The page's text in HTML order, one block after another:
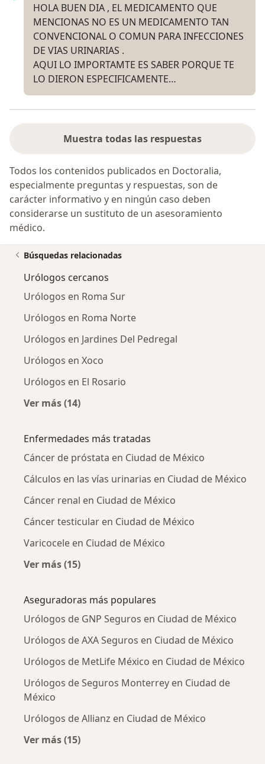
HOLA BUEN DIA , EL MEDICAMENTO QUE
MENCIONAS NO ES UN MEDICAMENTO TAN
CONVENCIONAL O COMUN PARA INFECCIONES
DE VIAS URINARIAS .
AQUI LO IMPORTAMTE ES SABER PORQUE TE
LO DIERON ESPECIFICAMENTE…
Muestra todas las respuestas
Todos los contenidos publicados en Doctoralia,
especialmente preguntas y respuestas, son de
carácter informativo y en ningún caso deben
considerarse un sustituto de un asesoramiento
médico.
Búsquedas relacionadas
Urólogos cercanos
Urólogos en Roma Sur
Urólogos en Roma Norte
Urólogos en Jardines Del Pedregal
Urólogos en Xoco
Urólogos en El Rosario
Ver más (14)
Enfermedades más tratadas
Cáncer de próstata en Ciudad de México
Cálculos en las vías urinarias en Ciudad de México
Cáncer renal en Ciudad de México
Cáncer testicular en Ciudad de México
Varicocele en Ciudad de México
Ver más (15)
Aseguradoras más populares
Urólogos de GNP Seguros en Ciudad de México
Urólogos de AXA Seguros en Ciudad de México
Urólogos de MetLife México en Ciudad de México
Urólogos de Seguros Monterrey en Ciudad de
México
Urólogos de Allianz en Ciudad de México
Ver más (15)